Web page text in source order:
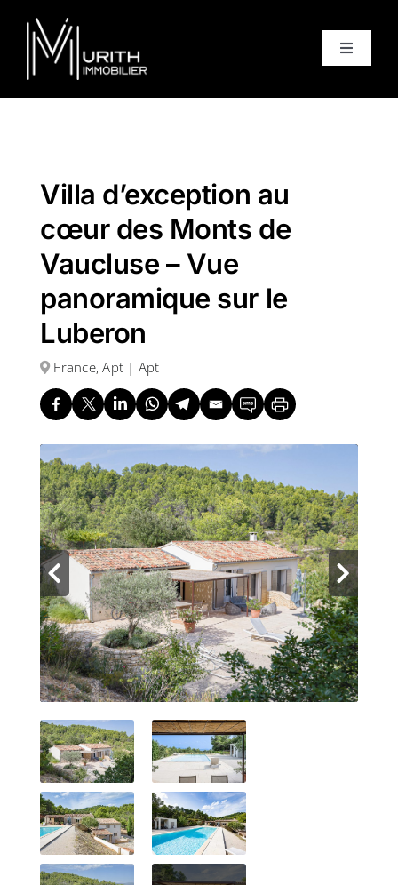
content
Toggle
Ventes
Locations
Equipe
À propos
Contact
Villa d’exception au
cœur des Monts de
Vaucluse – Vue
panoramique sur le
Luberon
France, Apt | Apt